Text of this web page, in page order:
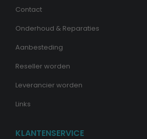
Contact
Onderhoud & Reparaties
Aanbesteding
Reseller worden
Leverancier worden
Links
KLANTENSERVICE